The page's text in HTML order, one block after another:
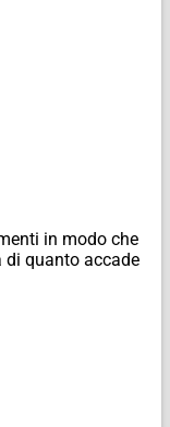
in modo che
di quanto accade